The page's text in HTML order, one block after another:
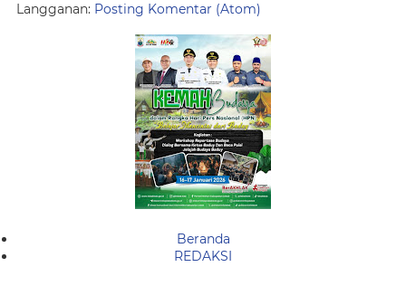
Langganan: Posting Komentar (Atom)
Beranda
REDAKSI